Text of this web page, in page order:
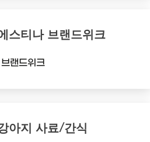
스티나 브랜드위크
아지 사료/간식